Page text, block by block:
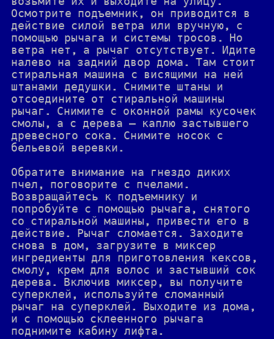
Осмотрите подъемник, он приводится в
действие силой ветра или вручную, с
помощью рычага и системы тросов. Но
ветра нет, а рычаг отсутствует. Идите
налево на задний двор дома. Там стоит
стиральная машина с висящими на ней
штанами дедушки. Снимите штаны и
отсоедините от стиральной машины
рычаг. Снимите с оконной рамы кусочек
смолы, а с дерева — каплю застывшего
древесного сока. Снимите носок с
бельевой веревки.
Обратите внимание на гнездо диких
пчел, поговорите с пчелами.
Возвращайтесь к подъемнику и
попробуйте с помощью рычага, снятого
со стиральной машины, привести его в
действие. Рычаг сломается. Заходите
снова в дом, загрузите в миксер
ингредиенты для приготовления кексов,
смолу, крем для волос и застывший сок
дерева. Включив миксер, вы получите
суперклей, используйте сломанный
рычаг на суперклей. Выходите из дома,
и с помощью склеенного рычага
поднимите кабину лифта.